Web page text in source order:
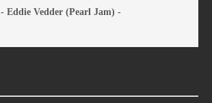
- Eddie Vedder (Pearl Jam) -